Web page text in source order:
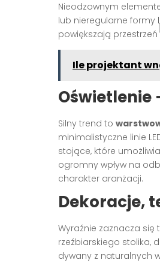
Nieodzownym
lub nieregularne formy
powiększają przestrzeń
Ile projektant
Oświetlenie
Silny trend to
minimalistyczne linie
stojące, które
ogromny wpływ na
charakter aranżacji.
Dekoracje,
Wyraźnie zaznacza
rzeźbiarskiego stolika,
dywany z naturalnych